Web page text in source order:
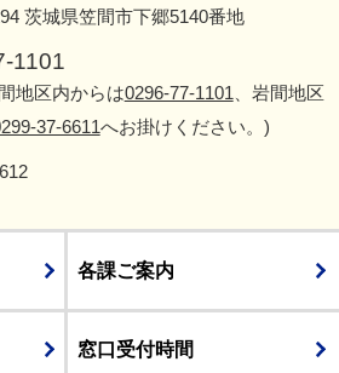
茨城県笠間市下郷5140番地
1101
地区内からは0296-77-1101 、岩間地区
37-6611へお掛けください。)
各課ご案内
窓口受付時間